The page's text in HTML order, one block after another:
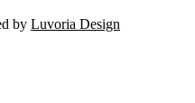
by Luvoria Design